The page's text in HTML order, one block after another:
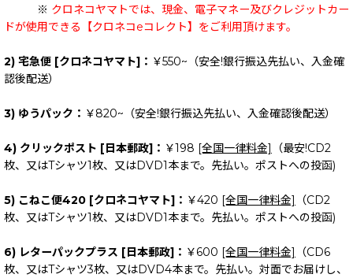
※ クロネコヤマトでは、現金、電子マネー及びクレジットカー
ドが使用できる【クロネコeコレクト】をご利用頂けます。
2) 宅急便 [クロネコヤマト]： ￥550~（安全!銀行振込先払い、入金確
認後配送）
3) ゆうパック： ￥820~（安全!銀行振込先払い、入金確認後配送）
4) クリックポスト [日本郵政]： ￥198 [全国一律料金]
（最安!CD2
枚、又はTシャツ1枚、又はDVD1本まで。先払い。ポストへの投函)
5) こねこ便420 [クロネコヤマト]： ￥420 [全国一律料金]
（CD2
枚、又はTシャツ1枚、又はDVD1本まで。先払い。ポストへの投函)
6) レターパックプラス [日本郵政]： ￥600 [全国一律料金]
（CD6
枚、又はTシャツ3枚、又はDVD4本まで。先払い。対面でお届けし、